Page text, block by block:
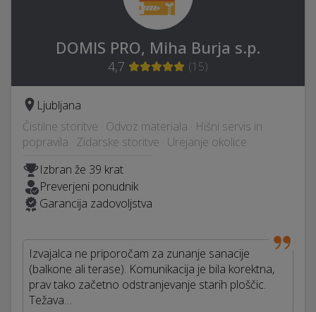
DOMIS PRO, Miha Burja s.p.
4,7 (15)
Ljubljana
Čistilne storitve · Odvoz materiala · Hišni servis in
popravila · Zidarske storitve · Urejanje okolice
Izbran že 39 krat
Preverjeni ponudnik
Garancija zadovoljstva
Izvajalca ne priporočam za zunanje sanacije
(balkone ali terase). Komunikacija je bila korektna,
prav tako začetno odstranjevanje starih ploščic.
Težava…